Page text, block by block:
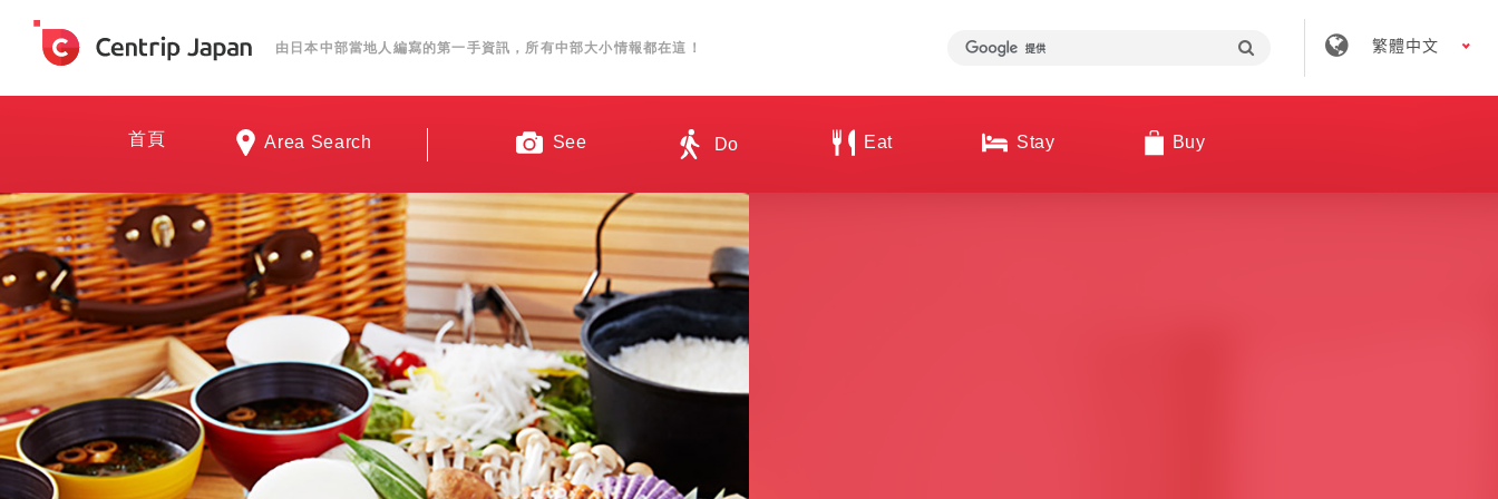
由日本中部當地人編寫的第一手資訊，所有中部大小情報都在這！ 繁體中文
首頁 Area Search See Do Eat Stay Buy